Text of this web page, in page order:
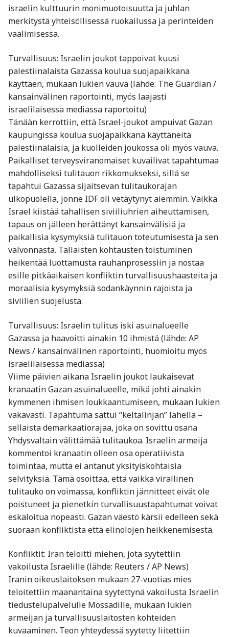
israelin kulttuurin monimuotoisuutta ja juhlan
merkitystä yhteisöllisessä ruokailussa ja perinteiden
vaalimisessa.
Turvallisuus: Israelin joukot tappoivat kuusi
palestiinalaista Gazassa koulua suojapaikkana
käyttäen, mukaan lukien vauva (lähde: The Guardian /
kansainvälinen raportointi, myös laajasti
israelilaisessa mediassa raportoitu)
Tänään kerrottiin, että Israel-joukot ampuivat Gazan
kaupungissa koulua suojapaikkana käyttäneitä
palestiinalaisia, ja kuolleiden joukossa oli myös vauva.
Paikalliset terveysviranomaiset kuvailivat tapahtumaa
mahdolliseksi tulitauon rikkomukseksi, sillä se
tapahtui Gazassa sijaitsevan tulitaukorajan
ulkopuolella, jonne IDF oli vetäytynyt aiemmin. Vaikka
Israel kiistää tahallisen siviiliuhrien aiheuttamisen,
tapaus on jälleen herättänyt kansainvälisiä ja
paikallisia kysymyksiä tulitauon toteutumisesta ja sen
valvonnasta. Tällaisten kohtausten toistuminen
heikentää luottamusta rauhanprosessiin ja nostaa
esille pitkäaikaisen konfliktin turvallisuushaasteita ja
moraalisia kysymyksiä sodankäynnin rajoista ja
siviilien suojelusta.
Turvallisuus: Israelin tulitus iski asuinalueelle
Gazassa ja haavoitti ainakin 10 ihmistä (lähde: AP
News / kansainvälinen raportointi, huomioitu myös
israelilaisessa mediassa)
Viime päivien aikana Israelin joukot laukaisevat
kranaatin Gazan asuinalueelle, mikä johti ainakin
kymmenen ihmisen loukkaantumiseen, mukaan lukien
vakavasti. Tapahtuma sattui “keltalinjan” lähellä –
sellaista demarkaatiorajaa, joka on sovittu osana
Yhdysvaltain välittämää tulitaukoa. Israelin armeija
kommentoi kranaatin olleen osa operatiivista
toimintaa, mutta ei antanut yksityiskohtaisia
selvityksiä. Tämä osoittaa, että vaikka virallinen
tulitauko on voimassa, konfliktin jännitteet eivät ole
poistuneet ja pienetkin turvallisuustapahtumat voivat
eskaloitua nopeasti. Gazan väestö kärsii edelleen sekä
suoraan konfliktista että elinolojen heikkenemisestä.
Konfliktit: Iran teloitti miehen, jota syytettiin
vakoilusta Israelille (lähde: Reuters / AP News)
Iranin oikeuslaitoksen mukaan 27-vuotias mies
teloitettiin maanantaina syytettynä vakoilusta Israelin
tiedustelupalvelulle Mossadille, mukaan lukien
armeijan ja turvallisuuslaitosten kohteiden
kuvaaminen. Teon yhteydessä syytetty liitettiin